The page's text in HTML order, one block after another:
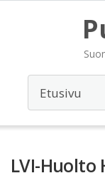
LVI-Huolto